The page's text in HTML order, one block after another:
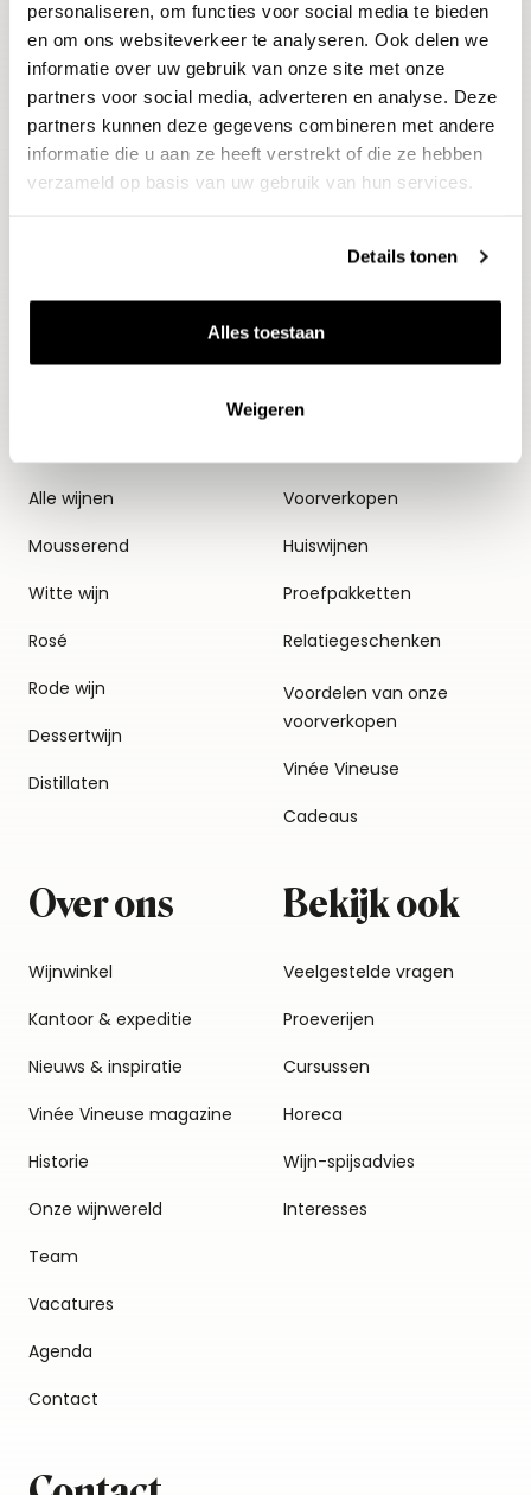
personaliseren, om functies voor social media te bieden
en om ons websiteverkeer te analyseren. Ook delen we
informatie over uw gebruik van onze site met onze
partners voor social media, adverteren en analyse. Deze
partners kunnen deze gegevens combineren met andere
informatie die u aan ze heeft verstrekt of die ze hebben
verzameld op basis van uw gebruik van hun services.
Details tonen
Alles toestaan
Weigeren
evenementen
E-mailadres
Aanmelden
Alle wijnen
Mousserend
Witte wijn
Rosé
Rode wijn
Dessertwijn
Distillaten
Thema's
Voorverkopen
Huiswijnen
Proefpakketten
Relatiegeschenken
Voordelen van onze
voorverkopen
Vinée Vineuse
Cadeaus
Over ons
Wijnwinkel
Kantoor & expeditie
Nieuws & inspiratie
Vinée Vineuse magazine
Historie
Onze wijnwereld
Team
Vacatures
Agenda
Contact
Bekijk ook
Veelgestelde vragen
Proeverijen
Cursussen
Horeca
Wijn-spijsadvies
Interesses